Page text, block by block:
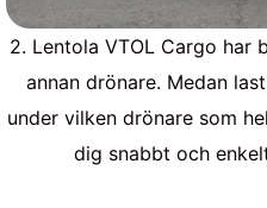
2. Lentola VTOL Cargo har
annan drönare. Medan
under vilken drönare som
dig snabbt och